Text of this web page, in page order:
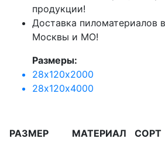
продукции!
Доставка пиломатериалов
Москвы и МО!
Размеры:
28х120х2000
28х120х4000
РАЗМЕР МАТЕРИАЛ СОРТ